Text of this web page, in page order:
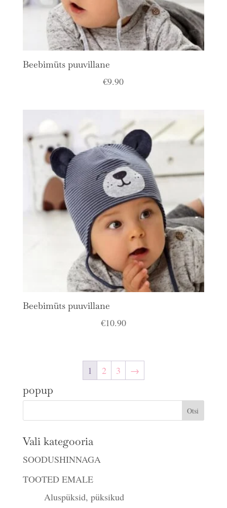
Beebimüts puuvillane
€9.90
Beebimüts puuvillane
€10.90
1 2 3 →
popup
Vali kategooria
SOODUSHINNAGA
TOOTED EMALE
Aluspüksid, püksikud